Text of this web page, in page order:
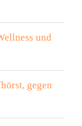
und
gegen